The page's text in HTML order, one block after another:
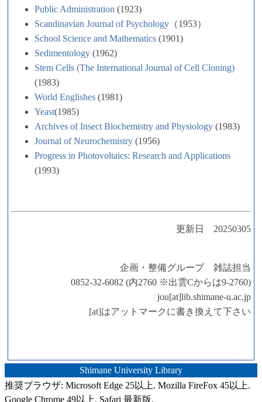
Public Administration (1923)
Scandinavian Journal of Psychology （1953）
School Science and Mathematics (1901)
Sedimentology (1962)
Stem Cells (The International Journal of Cell Cloning)
(1983)
World Englishes (1981)
Yeast(1985)
Archives of Insect Biochemistry and Physiology (1983)
Journal of Neurochemistry (1956)
Progress in Photovoltaics: Research and Applications
(1993)
更新日 20250305
企画・整備グループ 雑誌担当
0852-32-6082 (内2760 ※出雲Cからは9-2760)
jou[at]lib.shimane-u.ac.jp
[at]はアットマークに書き換えて下さい
Shimane University Library
推奨ブラウザ: Microsoft Edge 25以上. Mozilla FireFox 45以上.
Google Chrome 49以上. Safari 最新版.